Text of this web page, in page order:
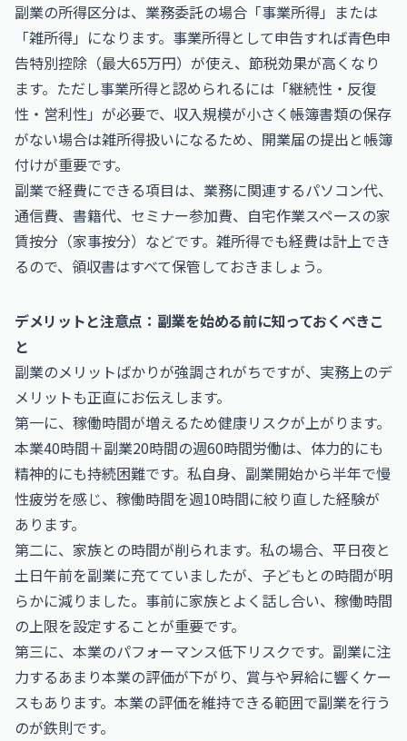
副業の所得区分は、業務委託の場合「事業所得」または
「雑所得」になります。事業所得として申告すれば青色申
告特別控除（最大65万円）が使え、節税効果が高くなり
ます。ただし事業所得と認められるには「継続性・反復
性・営利性」が必要で、収入規模が小さく帳簿書類の保存
がない場合は雑所得扱いになるため、開業届の提出と帳簿
付けが重要です。
副業で経費にできる項目は、業務に関連するパソコン代、
通信費、書籍代、セミナー参加費、自宅作業スペースの家
賃按分（家事按分）などです。雑所得でも経費は計上でき
るので、領収書はすべて保管しておきましょう。
デメリットと注意点：副業を始める前に知っておくべきこ
と
副業のメリットばかりが強調されがちですが、実務上のデ
メリットも正直にお伝えします。
第一に、稼働時間が増えるため健康リスクが上がります。
本業40時間＋副業20時間の週60時間労働は、体力的にも
精神的にも持続困難です。私自身、副業開始から半年で慢
性疲労を感じ、稼働時間を週10時間に絞り直した経験が
あります。
第二に、家族との時間が削られます。私の場合、平日夜と
土日午前を副業に充てていましたが、子どもとの時間が明
らかに減りました。事前に家族とよく話し合い、稼働時間
の上限を設定することが重要です。
第三に、本業のパフォーマンス低下リスクです。副業に注
力するあまり本業の評価が下がり、賞与や昇給に響くケー
スもあります。本業の評価を維持できる範囲で副業を行う
のが鉄則です。